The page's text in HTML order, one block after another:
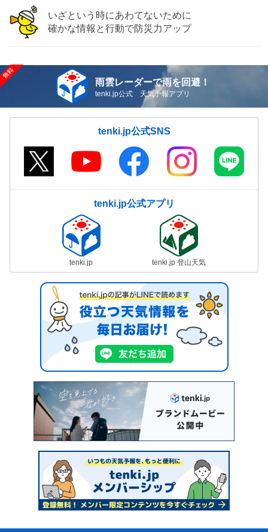
いざという時にあわてないために
確かな情報と行動で防災力アップ
雨雲レーダーで雨を回避！
tenki.jp公式 天気予報アプリ
tenki.jp公式SNS
tenki.jp公式アプリ
tenki.jp tenki.jp 登山天気